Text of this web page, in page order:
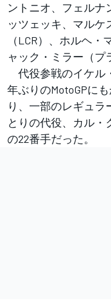
ントニオ、フェルナ
ッツェッキ、マルケ
（LCR）、ホルヘ
ャック・ミラー（プ
代役参戦のイケル
年ぶりのMotoGPに
り、一部のレギュ
とりの代役、カル・
の22番手だった。